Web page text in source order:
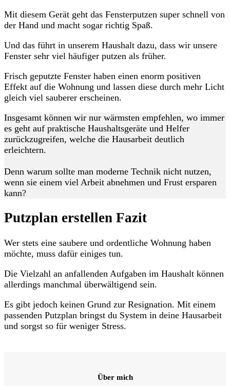
Mit diesem Gerät geht das Fensterputzen super schnell von
der Hand und macht sogar richtig Spaß.
Und das führt in unserem Haushalt dazu, dass wir unsere
Fenster sehr viel häufiger putzen als früher.
Frisch geputzte Fenster haben einen enorm positiven
Effekt auf die Wohnung und lassen diese durch mehr Licht
gleich viel sauberer erscheinen.
Insgesamt können wir nur wärmsten empfehlen, wo immer
es geht auf praktische Haushaltsgeräte und Helfer
zurückzugreifen, welche die Hausarbeit deutlich
erleichtern.
Denn warum sollte man moderne Technik nicht nutzen,
wenn sie einem viel Arbeit abnehmen und Frust ersparen
kann?
Putzplan erstellen Fazit
Wer stets eine saubere und ordentliche Wohnung haben
möchte, muss dafür einiges tun.
Die Vielzahl an anfallenden Aufgaben im Haushalt können
allerdings manchmal überwältigend sein.
Es gibt jedoch keinen Grund zur Resignation. Mit einem
passenden Putzplan bringst du System in deine Hausarbeit
und sorgst so für weniger Stress.
Über mich